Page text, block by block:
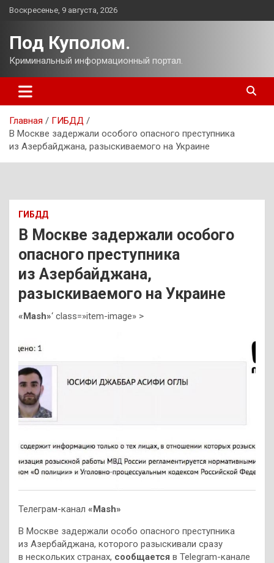
Перейти
Воскресенье, 9 августа, 2026
Под Куполом.
Криминальный информационный портал.
Главная
ГИБДД
В Москве задержали особого опасного преступника
из Азербайджана, разыскиваемого на Украине
ГИБДД
В Москве задержали особого
опасного преступника
из Азербайджана,
разыскиваемого на Украине
«Mash»‘ class=»item-image» >
Телеграм-канал «Mash»
В Москве задержали особо опасного преступника
из Азербайджана, которого разыскивали сразу
в нескольких странах, сообщается в Telegram-канале